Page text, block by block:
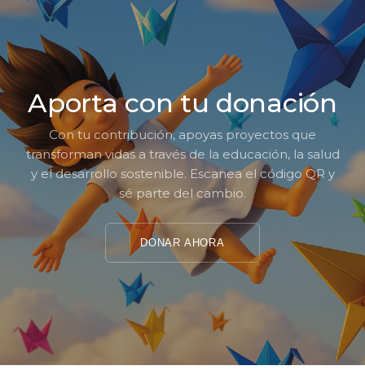
Aporta con tu donación
Con tu contribución, apoyas proyectos que
transforman vidas a través de la educación, la salud
y el desarrollo sostenible. Escanea el código QR y
sé parte del cambio.
DONAR AHORA